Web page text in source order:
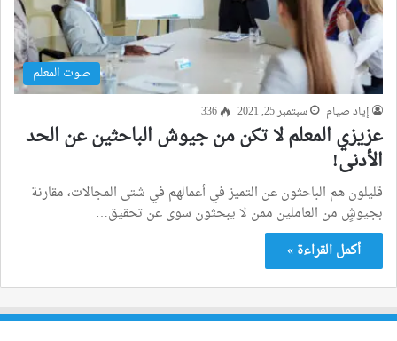
صوت المعلم
إياد صيام سبتمبر 25, 2021 336
عزيزي المعلم لا تكن من جيوش الباحثين عن الحد
الأدنى!
قليلون هم الباحثون عن التميز في أعمالهم في شتى المجالات، مقارنة
بجيوشٍ من العاملين ممن لا يبحثون سوى عن تحقيق…
أكمل القراءة »